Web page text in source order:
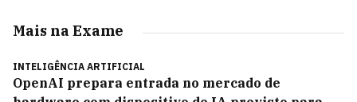
Mais na Exame
INTELIGÊNCIA ARTIFICIAL
OpenAI prepara entrada no mercado de